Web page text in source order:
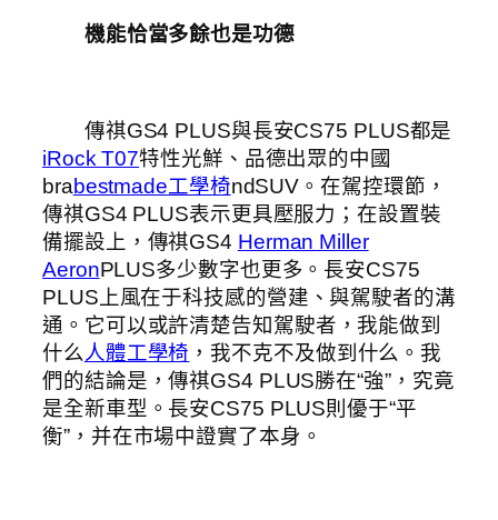
機能恰當多餘也是功德
傳祺GS4 PLUS與長安CS75 PLUS都是
iRock T07特性光鮮、品德出眾的中國
brabestmade工學椅ndSUV。在駕控環節，
傳祺GS4 PLUS表示更具壓服力；在設置裝
備擺設上，傳祺GS4 Herman Miller
AeronPLUS多少數字也更多。長安CS75
PLUS上風在于科技感的營建、與駕駛者的溝
通。它可以或許清楚告知駕駛者，我能做到
什么人體工學椅 ，我不克不及做到什么。我
們的結論是，傳祺GS4 PLUS勝在“強”，究竟
是全新車型。長安CS75 PLUS則優于“平
衡”，并在市場中證實了本身。